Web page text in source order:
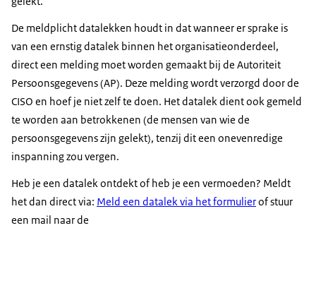
De meldplicht datalekken houdt in dat wanneer er sprake is
van een ernstig datalek binnen het organisatieonderdeel,
direct een melding moet worden gemaakt bij de Autoriteit
Persoonsgegevens (AP). Deze melding wordt verzorgd door de
CISO en hoef je niet zelf te doen. Het datalek dient ook gemeld
te worden aan betrokkenen (de mensen van wie de
persoonsgegevens zijn gelekt), tenzij dit een onevenredige
inspanning zou vergen.
Heb je een datalek ontdekt of heb je een vermoeden? Meldt
het dan direct via: Meld een datalek via het formulierof stuur
een mail naar de